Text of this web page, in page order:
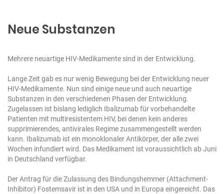
Neue Substanzen
Mehrere neuartige HIV-Medikamente sind in der Entwicklung.
Lange Zeit gab es nur wenig Bewegung bei der Entwicklung neuer
HIV-Medikamente. Nun sind einige neue und auch neuartige
Substanzen in den verschiedenen Phasen der Entwicklung.
Zugelassen ist bislang lediglich Ibalizumab für vorbehandelte
Patienten mit multiresistentem HIV, bei denen kein anderes
supprimierendes, antivirales Regime zusammengestellt werden
kann. Ibalizumab ist ein monoklonaler Antikörper, der alle zwei
Wochen infundiert wird. Das Medikament ist voraussichtlich ab Juni
in Deutschland verfügbar.
Der Antrag für die Zulassung des Bindungshemmer (Attachment-
Inhibitor) Fostemsavir ist in den USA und in Europa eingereicht. Das